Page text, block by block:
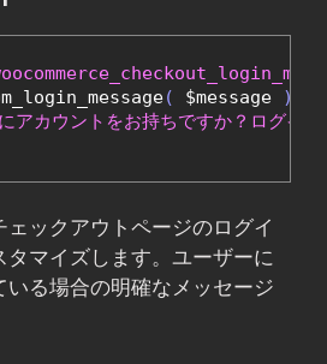
( $message )
アカウントをお持ちですか？ログイ
ェックアウトページのログイ
タマイズします。ユーザーに
いる場合の明確なメッセージ